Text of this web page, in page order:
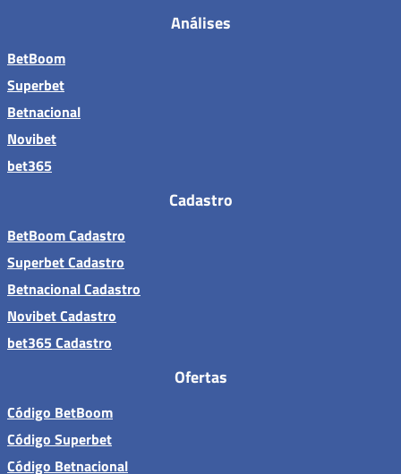
Análises
BetBoom
Superbet
Betnacional
Novibet
bet365
Cadastro
BetBoom Cadastro
Superbet Cadastro
Betnacional Cadastro
Novibet Cadastro
bet365 Cadastro
Ofertas
Código BetBoom
Código Superbet
Código Betnacional